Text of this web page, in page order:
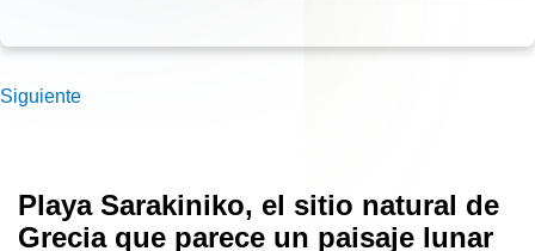
Siguiente
Playa Sarakiniko, el sitio natural de
Grecia que parece un paisaje lunar